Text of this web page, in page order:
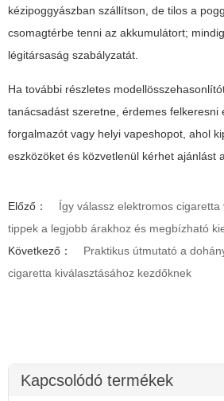
kézipoggyászban szállítson, de tilos a
csomagtérbe tenni az akkumulátort;
légitársaság szabályzatát.
Ha további részletes
tanácsadást szeretne, érdemes felkeresni
forgalmazót vagy helyi vapeshopot, ahol
eszközöket és közvetlenül kérhet ajánlást
Előző：
Így válassz elektromos cigaretta
tippek a legjobb árakhoz és megbízható
Következő：
Praktikus útmutató a
cigaretta kiválasztásához kezdőknek
Kapcsolódó termékek